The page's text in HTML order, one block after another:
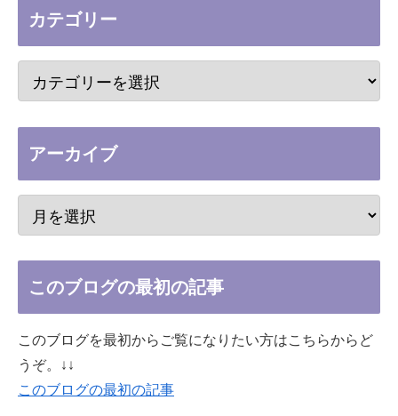
カテゴリー
アーカイブ
このブログの最初の記事
このブログを最初からご覧になりたい方はこちらからど
うぞ。↓↓
このブログの最初の記事